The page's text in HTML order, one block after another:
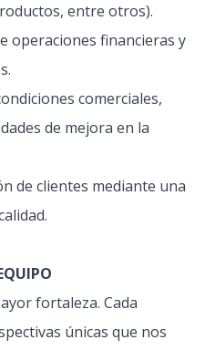
entre otros).
operaciones financieras y
comerciales,
de mejora en la
de clientes mediante una
fortaleza. Cada
únicas que nos